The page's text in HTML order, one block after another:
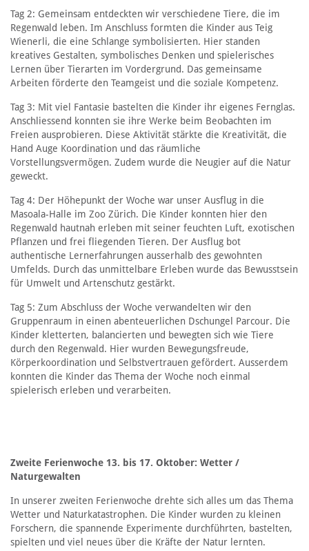
Tag 2: Gemeinsam entdeckten wir verschiedene Tiere, die im
Regenwald leben. Im Anschluss formten die Kinder aus Teig
Wienerli, die eine Schlange symbolisierten. Hier standen
kreatives Gestalten, symbolisches Denken und spielerisches
Lernen über Tierarten im Vordergrund. Das gemeinsame
Arbeiten förderte den Teamgeist und die soziale Kompetenz.
Tag 3: Mit viel Fantasie bastelten die Kinder ihr eigenes Fernglas.
Anschliessend konnten sie ihre Werke beim Beobachten im
Freien ausprobieren. Diese Aktivität stärkte die Kreativität, die
Hand Auge Koordination und das räumliche
Vorstellungsvermögen. Zudem wurde die Neugier auf die Natur
geweckt.
Tag 4: Der Höhepunkt der Woche war unser Ausflug in die
Masoala-Halle im Zoo Zürich. Die Kinder konnten hier den
Regenwald hautnah erleben mit seiner feuchten Luft, exotischen
Pflanzen und frei fliegenden Tieren. Der Ausflug bot
authentische Lernerfahrungen ausserhalb des gewohnten
Umfelds. Durch das unmittelbare Erleben wurde das Bewusstsein
für Umwelt und Artenschutz gestärkt.
Tag 5: Zum Abschluss der Woche verwandelten wir den
Gruppenraum in einen abenteuerlichen Dschungel Parcour. Die
Kinder kletterten, balancierten und bewegten sich wie Tiere
durch den Regenwald. Hier wurden Bewegungsfreude,
Körperkoordination und Selbstvertrauen gefördert. Ausserdem
konnten die Kinder das Thema der Woche noch einmal
spielerisch erleben und verarbeiten.
Zweite Ferienwoche 13. bis 17. Oktober: Wetter /
Naturgewalten
In unserer zweiten Ferienwoche drehte sich alles um das Thema
Wetter und Naturkatastrophen. Die Kinder wurden zu kleinen
Forschern, die spannende Experimente durchführten, bastelten,
spielten und viel neues über die Kräfte der Natur lernten.